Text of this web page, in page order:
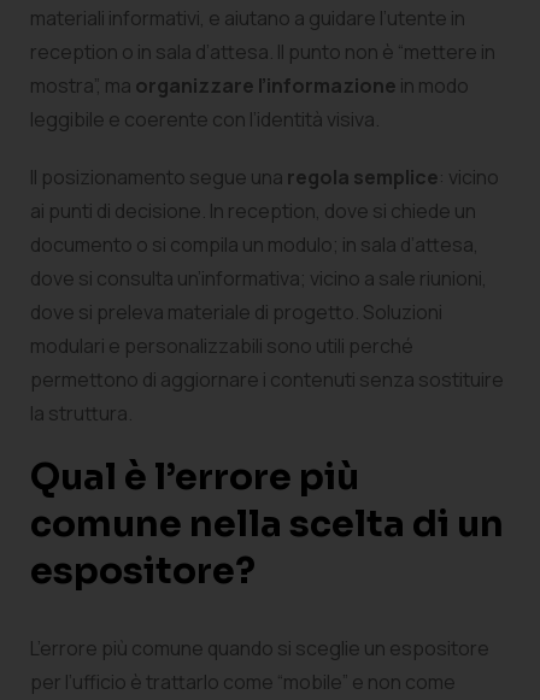
materiali informativi, e aiutano a guidare l’utente in
reception o in sala d’attesa. Il punto non è “mettere in
mostra”, ma organizzare l’informazione in modo
leggibile e coerente con l’identità visiva.
Il posizionamento segue una regola semplice: vicino
ai punti di decisione. In reception, dove si chiede un
documento o si compila un modulo; in sala d’attesa,
dove si consulta un’informativa; vicino a sale riunioni,
dove si preleva materiale di progetto. Soluzioni
modulari e personalizzabili sono utili perché
permettono di aggiornare i contenuti senza sostituire
la struttura.
Qual è l’errore più
comune nella scelta di un
espositore?
L’errore più comune quando si sceglie un espositore
per l’ufficio è trattarlo come “mobile” e non come